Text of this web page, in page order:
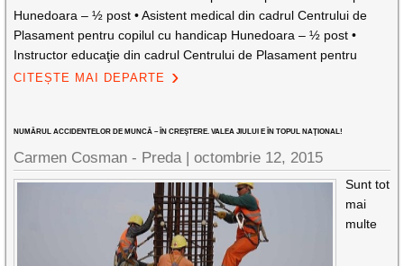
Hunedoara – ½ post • Asistent medical din cadrul Centrului de
Plasament pentru copilul cu handicap Hunedoara – ½ post •
Instructor educaţie din cadrul Centrului de Plasament pentru
CITEȘTE MAI DEPARTE
NUMĂRUL ACCIDENTELOR DE MUNCĂ – ÎN CREŞTERE. VALEA JIULUI E ÎN TOPUL NAŢIONAL!
Carmen Cosman - Preda |octombrie 12, 2015
Sunt tot
mai
multe